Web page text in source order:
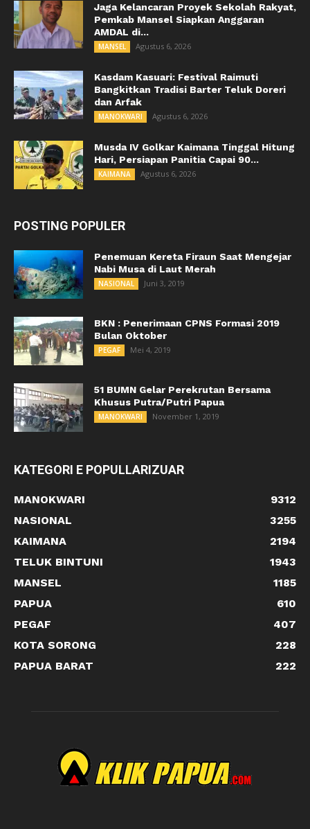
Jaga Kelancaran Proyek Sekolah Rakyat,
Pemkab Mansel Siapkan Anggaran
AMDAL di...
MANSEL Agustus 6, 2026
Kasdam Kasuari: Festival Raimuti
Bangkitkan Tradisi Barter Teluk Doreri
dan Arfak
MANOKWARI Agustus 6, 2026
Musda IV Golkar Kaimana Tinggal Hitung
Hari, Persiapan Panitia Capai 90...
KAIMANA Agustus 6, 2026
POSTING POPULER
Penemuan Kereta Firaun Saat Mengejar
Nabi Musa di Laut Merah
NASIONAL Juni 3, 2019
BKN : Penerimaan CPNS Formasi 2019
Bulan Oktober
PEGAF Mei 4, 2019
51 BUMN Gelar Perekrutan Bersama
Khusus Putra/Putri Papua
MANOKWARI November 1, 2019
KATEGORI E POPULLARIZUAR
MANOKWARI
9312
NASIONAL
3255
KAIMANA
2194
TELUK BINTUNI
1943
MANSEL
1185
PAPUA
610
PEGAF
407
KOTA SORONG
228
PAPUA BARAT
222